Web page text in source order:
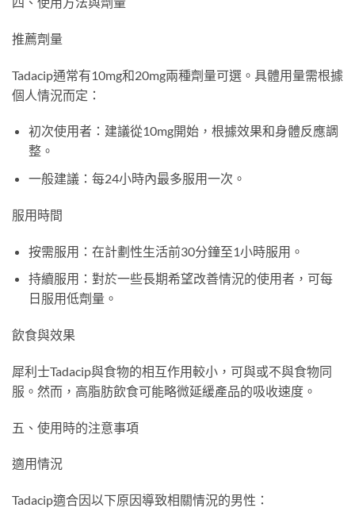
推薦劑量
Tadacip通常有10mg和20mg兩種劑量可選。具體用量需根據
個人情況而定：
初次使用者：建議從10mg開始，根據效果和身體反應調
整。
一般建議：每24小時內最多服用一次。
服用時間
按需服用：在計劃性生活前30分鐘至1小時服用。
持續服用：對於一些長期希望改善情況的使用者，可每
日服用低劑量。
飲食與效果
犀利士Tadacip與食物的相互作用較小，可與或不與食物同
服。然而，高脂肪飲食可能略微延緩產品的吸收速度。
五、使用時的注意事項
適用情況
Tadacip適合因以下原因導致相關情況的男性：